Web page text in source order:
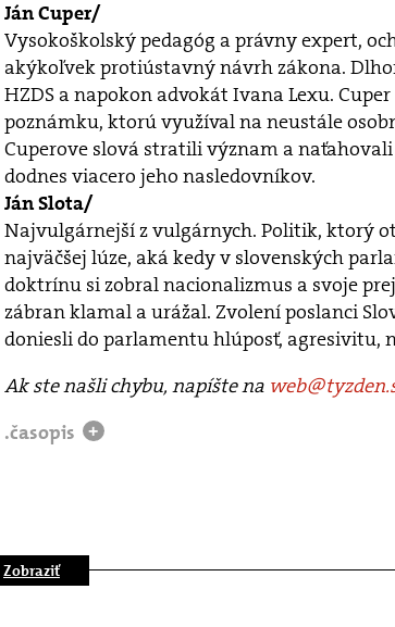
Ján Cuper/
Vysokoškolský pedagóg a právny expert,
akýkoľvek protiústavný návrh zákona.
HZDS a napokon advokát Ivana Lexu.
poznámku, ktorú využíval na neustále
Cuperove slová stratili význam a
dodnes viacero jeho nasledovníkov.
Ján Slota/
Najvulgárnejší z vulgárnych. Politik, ktorý
najväčšej lúze, aká kedy v slovenských
doktrínu si zobral nacionalizmus a svoje
zábran klamal a urážal. Zvolení poslanci
doniesli do parlamentu hlúposť, agresivitu,
Ak ste našli chybu, napíšte na
.časopis
+
Zobraziť